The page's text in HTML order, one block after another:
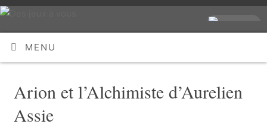
MENU
Arion et l’Alchimiste d’Aurelien
Assie